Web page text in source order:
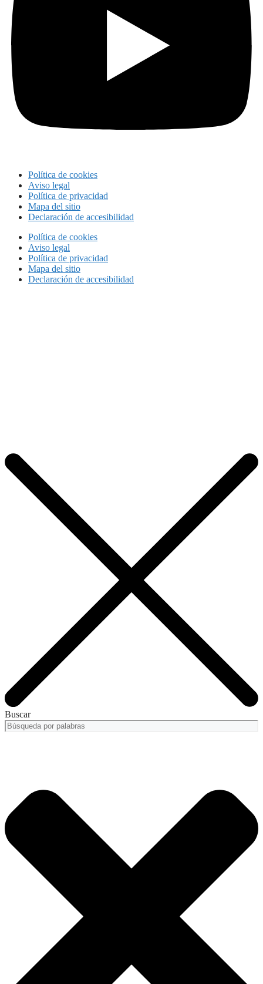
Política de cookies
Aviso legal
Política de privacidad
Mapa del sitio
Declaración de accesibilidad
Política de cookies
Aviso legal
Política de privacidad
Mapa del sitio
Declaración de accesibilidad
Buscar